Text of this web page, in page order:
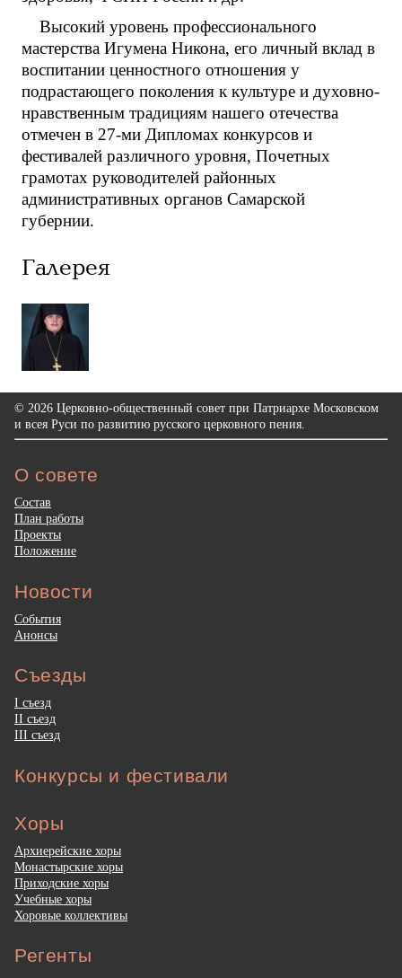
Высокий уровень профессионального
мастерства Игумена Никона, его личный вклад в
воспитании ценностного отношения у
подрастающего поколения к культуре и духовно-
нравственным традициям нашего отечества
отмечен в 27-ми Дипломах конкурсов и
фестивалей различного уровня, Почетных
грамотах руководителей районных
административных органов Самарской
губернии.
Галерея
© 2026 Церковно-общественный совет при Патриархе Московском
и всея Руси по развитию русского церковного пения.
О совете
Состав
План работы
Проекты
Положение
Новости
События
Анонсы
Съезды
I съезд
II съезд
III съезд
Конкурсы и фестивали
Хоры
Архиерейские хоры
Монастырские хоры
Приходские хоры
Учебные хоры
Хоровые коллективы
Регенты